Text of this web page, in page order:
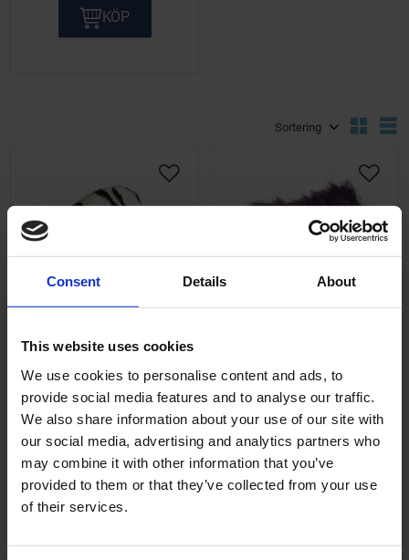
Consent Details About
This website uses cookies
We use cookies to personalise content and ads, to
provide social media features and to analyse our traffic.
We also share information about your use of our site with
our social media, advertising and analytics partners who
may combine it with other information that you’ve
provided to them or that they’ve collected from your use
of their services.
KÖP
Sadelfluff Tigerfärgad
550031672
299
Lägg till i önskelista
2-5 vardagar
KÖP
33536
299
Lägg
2-5 vardagar